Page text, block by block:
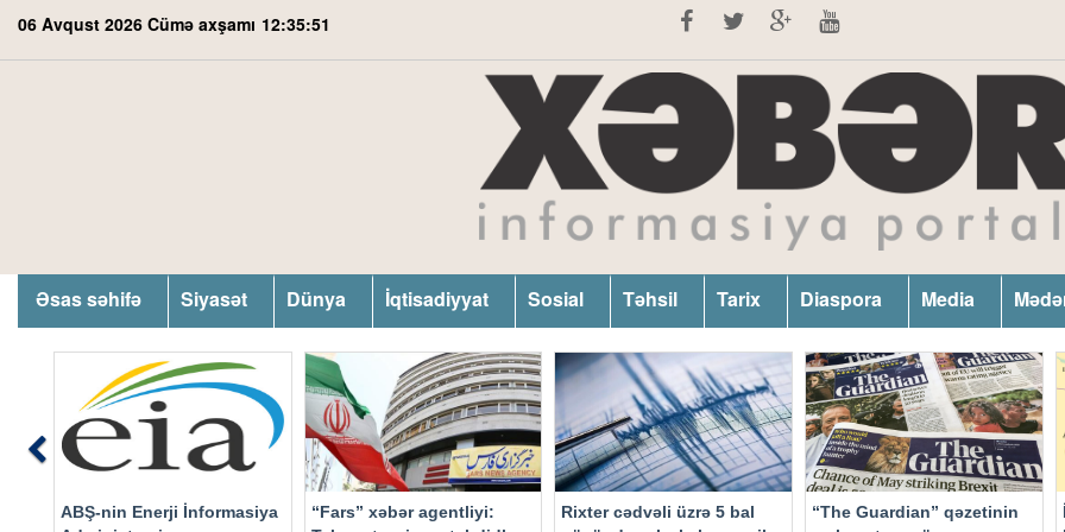
06 Avqust 2026 Cümə axşamı 12:35:52
Əsas səhifə Siyasət Dünya İqtisadiyyat Sosial Təhsil Tarix Diaspora Media
ABŞ-nin Enerji İnformasiya
“Fars” xəbər agentliyi:
Rixter cədvəli üzrə 5 bal
“The Guardian” qəzetinin
Previous